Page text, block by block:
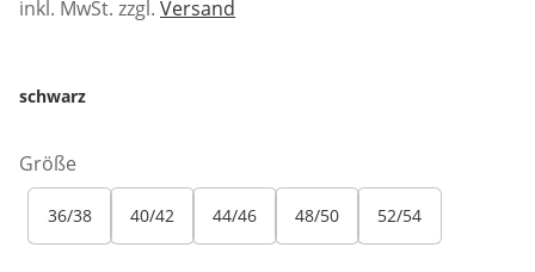
inkl. MwSt. zzgl. Versand
schwarz
Größe
36/38 40/42 44/46 48/50 52/54